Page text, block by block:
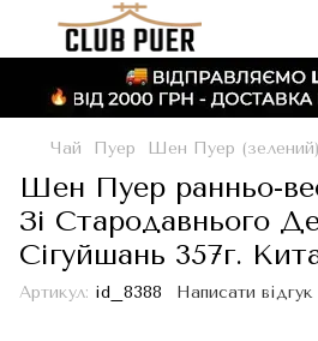
Чай Пуер Шен Пуер (зелений)
Шен Пуер ранньо-
Зі Стародавнього
Сігуйшань 357г.
Артикул: id_8388 Написати відгук